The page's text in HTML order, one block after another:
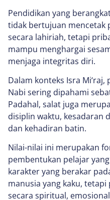
Pendidikan yang
tidak bertujuan mencetak
secara lahiriah, tetapi
mampu menghargai
menjaga integritas diri.
Dalam konteks Isra
Nabi sering dipahami
Padahal, salat juga
disiplin waktu, kesadaran
dan kehadiran batin.
Nilai-nilai ini merupakan
pembentukan pelajar
karakter yang berakar
manusia yang kaku,
secara spiritual,